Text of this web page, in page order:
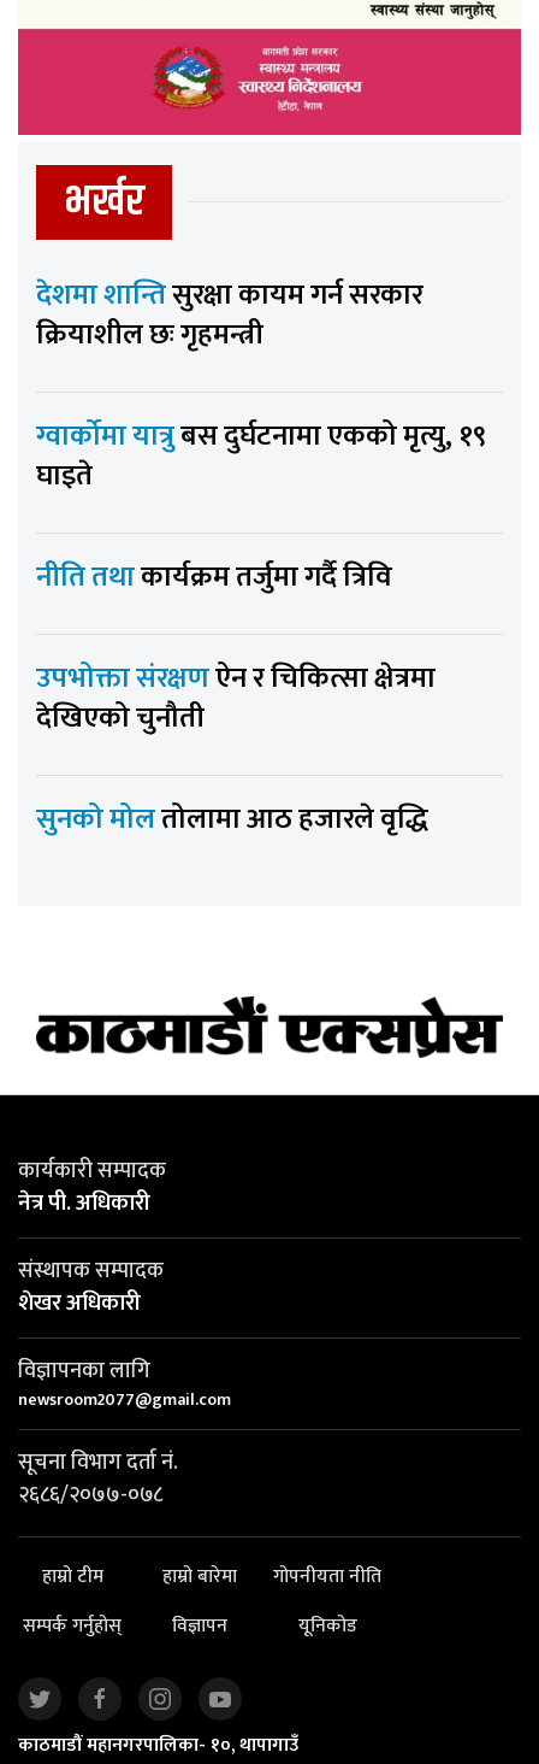
भर्खर
देशमा शान्तिसुरक्षा कायम गर्न सरकार
क्रियाशील छः गृहमन्त्री
ग्वार्कोमा यात्रुबस दुर्घटनामा एकको मृत्यु, १९
घाइते
नीति तथाकार्यक्रम तर्जुमा गर्दै त्रिवि
उपभोक्ता संरक्षणऐन र चिकित्सा क्षेत्रमा
देखिएको चुनौती
सुनको मोलतोलामा आठ हजारले वृद्धि
कार्यकारी सम्पादक
नेत्र पी. अधिकारी
संस्थापक सम्पादक
शेखर अधिकारी
विज्ञापनका लागि
newsroom2077@gmail.com
सूचना विभाग दर्ता नं.
२६८६/२०७७-०७८
हाम्रो टीम हाम्रो बारेमा
गोपनीयता नीति
सम्पर्क गर्नुहोस्
विज्ञापन यूनिकोड
काठमाडौं महानगरपालिका- १०, थापागाउँ